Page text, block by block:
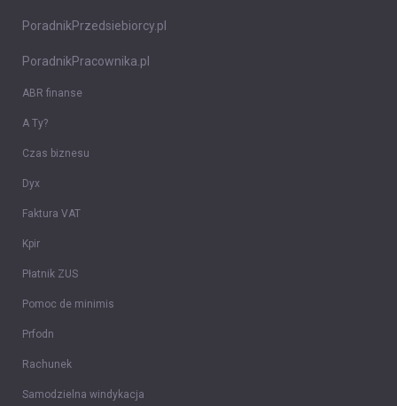
PoradnikPrzedsiebiorcy.pl
PoradnikPracownika.pl
ABR finanse
A Ty?
Czas biznesu
Dyx
Faktura VAT
Kpir
Płatnik ZUS
Pomoc de minimis
Prfodn
Rachunek
Samodzielna windykacja